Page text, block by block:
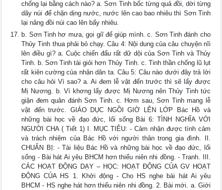
chống lại bằng cách nào? a. Sơn Tinh bốc từng quả đồi, dời từng
dãy núi để chặn dịng nước, nước lên cao bao nhiêu thì Sơn Tinh
lại nâng đồi núi cao lên bấy nhiêu.
b. Sơn Tinh hơ mưa, gọi giĩ để giúp mình. c. Sơn Tinh đánh cho
Thủy Tinh thua phải bỏ chạy. Câu 4: Nội dung của câu chuyện nĩi
lên điều gì? a. Cuộc chiến đấu rất dữ dội của Sơn Tinh và Thủy
Tinh. b. Sơn Tinh tài giỏi hơn Thủy Tinh. c. Tinh thần chống lũ lụt
rất kiên cường của nhân dân ta. Câu 5: Câu nào dưới đây trả lời
cho câu hỏi Vì sao? a. Ai đem lễ vật đến trước thì sẽ lấy được
Mị Nương. b. Vì khơng lấy được Mị Nương nên Thủy Tinh tức
giận đem quân đánh Sơn Tinh. c. Hơm sau, Sơn Tinh mang lễ
vật đến trước. GIÁO DỤC NGỒI GIỜ LÊN LỚP Bác Hồ và
những bài học về đạo đức, lối sống Bài 6: TÌNH NGHĨA VỚI
NGƯỜI CHA ( Tiết 1) I. MỤC TIÊU: - Cảm nhận được tình cảm
và trách nhiệm của Bác Hồ với người thân trong gia đình. II.
CHUẨN BỊ: - Tài liệu Bác Hồ và những bài học về đạo đức, lối
sống - Bài hát Ai yêu BHCM hơn thiếu niên nhi đồng. - Tranh. III.
CÁC HOẠT ĐỘNG DẠY – HỌC: HOẠT ĐỘNG CỦA GV HOẠT
ĐỘNG CỦA HS 1. Khởi động - Cho HS nghe bài hát Ai yêu
BHCM - HS nghe hát hơn thiếu niên nhi đồng. 2. Bài mới. a. Giới